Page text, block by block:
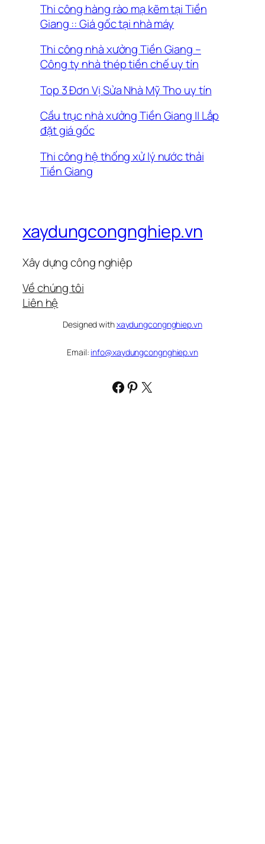
Thi công hàng rào mạ kẽm tại Tiền
Giang :: Giá gốc tại nhà máy
Thi công nhà xưởng Tiền Giang –
Công ty nhà thép tiền chế uy tín
Top 3 Đơn Vị Sửa Nhà Mỹ Tho uy tín
Cầu trục nhà xưởng Tiền Giang || Lắp
đặt giá gốc
Thi công hệ thống xử lý nước thải
Tiền Giang
xaydungcongnghiep.vn
Xây dựng công nghiệp
Về chúng tôi
Liên hệ
Designed withxaydungcongnghiep.vn
Email: info@xaydungcongnghiep.vn
Facebook
Pinterest
X